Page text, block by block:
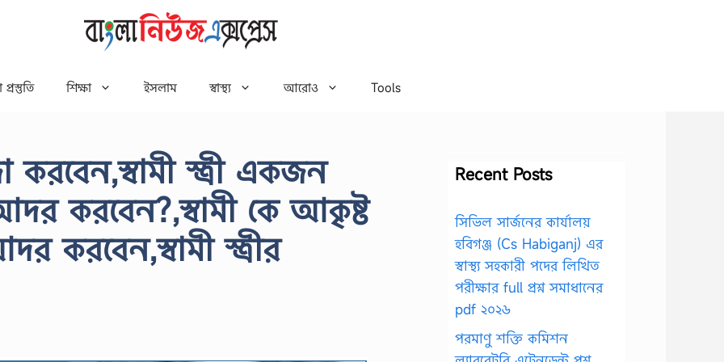
প্রস্তুতি শিক্ষা ইসলাম স্বাস্থ্য আরোও Tools
করবেন,স্বামী স্ত্রী একজন
করবেন?,স্বামী কে আকৃষ্ট
করবেন,স্বামী স্ত্রীর
Recent Posts
সিভিল সার্জনের কার্যালয়
হবিগঞ্জ (Cs Habiganj) এর
স্বাস্থ্য সহকারী পদের লিখিত
পরীক্ষার full প্রশ্ন সমাধানের
pdf ২০২৬
পরমাণু শক্তি কমিশন